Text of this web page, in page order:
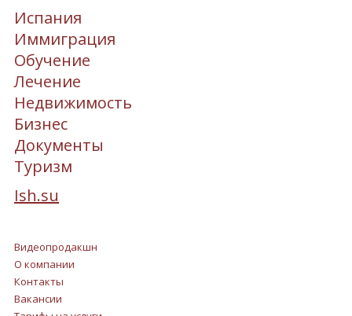
Испания
Иммиграция
Обучение
Лечение
Недвижимость
Бизнес
Документы
Туризм
Ish.su
Видеопродакшн
О компании
Контакты
Вакансии